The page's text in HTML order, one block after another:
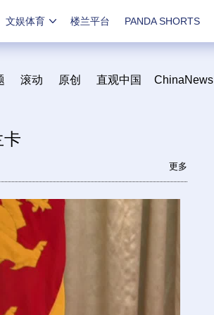
文娱体育 楼兰平台 PANDA SHORTS
滚动 原创 直观中国 ChinaNews
卡
更多